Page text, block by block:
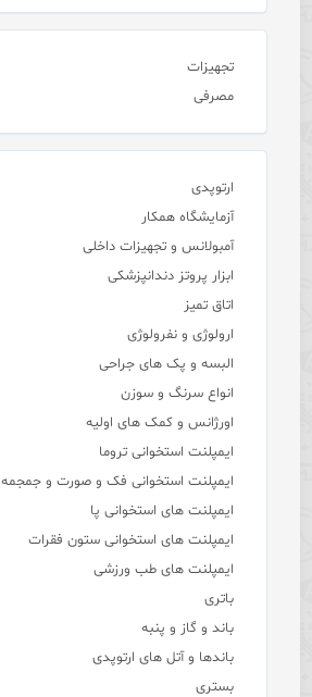
تجهیزات
مصرفی
ارتوپدی
آزمایشگاه همکار
آمبولانس و تجهیزات داخلی
ابزار پروتز دندانپزشکی
اتاق تمیز
ارولوژی و نفرولوژی
البسه و پک های جراحی
انواع سرنگ و سوزن
اورژانس و کمک های اولیه
ایمپلنت استخوانی تروما
ایمپلنت استخوانی فک و صورت و جمجمه
ایمپلنت های استخوانی پا
ایمپلنت های استخوانی ستون فقرات
ایمپلنت های طب ورزشی
باتری
باند و گاز و پنبه
باندها و آتل های ارتوپدی
بستری